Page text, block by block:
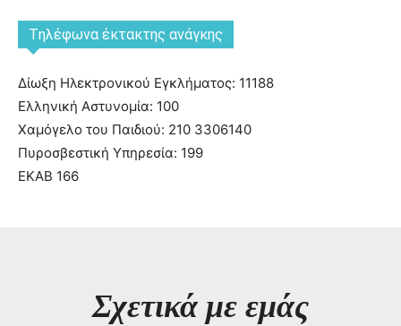
Tηλέφωνα έκτακτης ανάγκης
Δίωξη Ηλεκτρονικού Εγκλήματος: 11188
Ελληνική Αστυνομία: 100
Χαμόγελο του Παιδιού: 210 3306140
Πυροσβεστική Υπηρεσία: 199
ΕΚΑΒ 166
Σχετικά με εμάς